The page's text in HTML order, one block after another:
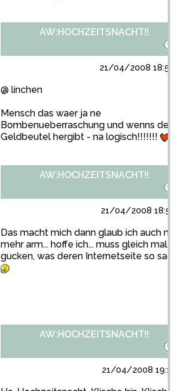
AW:HOCHZEITSNACHT!!
21/04/2008
@ linchen
Mensch das waer ja ne
Bombenueberraschung und wenns der
Geldbeutel hergibt - na logisch!!!!!!!
AW:HOCHZEITSNACHT!!
21/04/2008
Das macht mich dann glaub ich auch
mehr arm... hoffe ich... muss gleich mal
gucken, was deren Internetseite so
AW:HOCHZEITSNACHT!!
21/04/2008